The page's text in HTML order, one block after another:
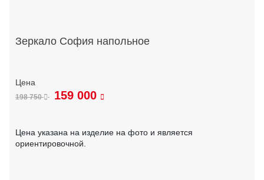
Зеркало София напольное
198 750 159 000
Цена указана на изделие на фото и является
ориентировочной.